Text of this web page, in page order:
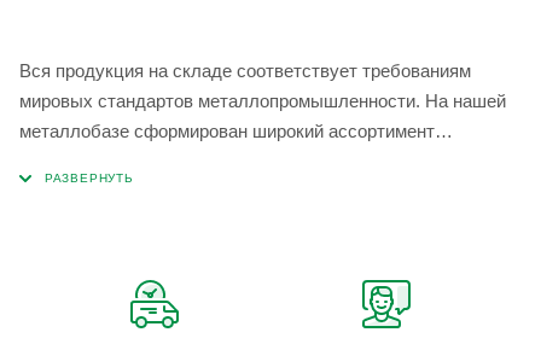
Вся продукция на складе соответствует требованиям
мировых стандартов металлопромышленности. На нашей
металлобазе сформирован широкий ассортимент